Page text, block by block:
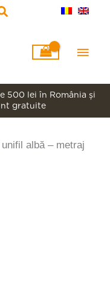
500 lei în România şi
gratuite
albă – metraj